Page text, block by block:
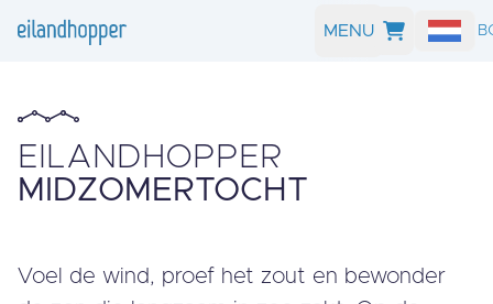
ZOEK EN
MENU
EILANDHOPPER
MID­ZO­MER­TOCHT
Voel de wind, proef het zout en bewonder